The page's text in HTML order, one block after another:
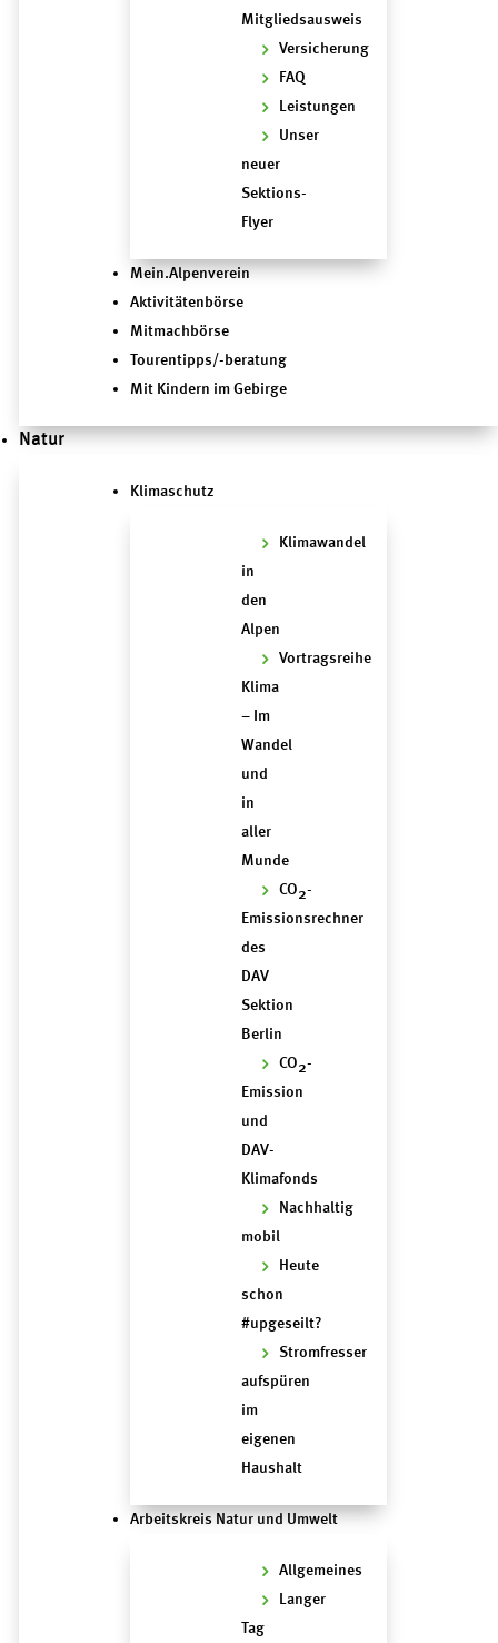
Mitgliedsausweis
Versicherung
FAQ
Leistungen
Unser
neuer
Sektions-
Flyer
Mein.Alpenverein
Aktivitätenbörse
Mitmachbörse
Tourentipps/-beratung
Mit Kindern im Gebirge
Natur
Klimaschutz
Klimawandel
in
den
Alpen
Vortragsreihe
Klima
– Im
Wandel
und
in
aller
Munde
CO2-
Emissionsrechner
des
DAV
Sektion
Berlin
CO2-
Emission
und
DAV-
Klimafonds
Nachhaltig
mobil
Heute
schon
#upgeseilt?
Stromfresser
aufspüren
im
eigenen
Haushalt
Arbeitskreis Natur und Umwelt
Allgemeines
Langer
Tag